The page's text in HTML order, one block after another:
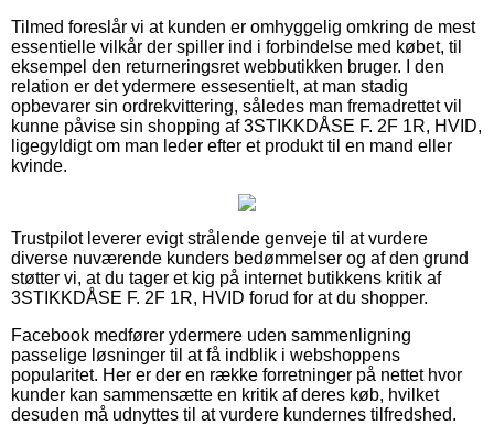
Tilmed foreslår vi at kunden er omhyggelig omkring de mest
essentielle vilkår der spiller ind i forbindelse med købet, til
eksempel den returneringsret webbutikken bruger. I den
relation er det ydermere essesentielt, at man stadig
opbevarer sin ordrekvittering, således man fremadrettet vil
kunne påvise sin shopping af 3STIKKDÅSE F. 2F 1R, HVID,
ligegyldigt om man leder efter et produkt til en mand eller
kvinde.
Trustpilot leverer evigt strålende genveje til at vurdere
diverse nuværende kunders bedømmelser og af den grund
støtter vi, at du tager et kig på internet butikkens kritik af
3STIKKDÅSE F. 2F 1R, HVID forud for at du shopper.
Facebook medfører ydermere uden sammenligning
passelige løsninger til at få indblik i webshoppens
popularitet. Her er der en række forretninger på nettet hvor
kunder kan sammensætte en kritik af deres køb, hvilket
desuden må udnyttes til at vurdere kundernes tilfredshed.